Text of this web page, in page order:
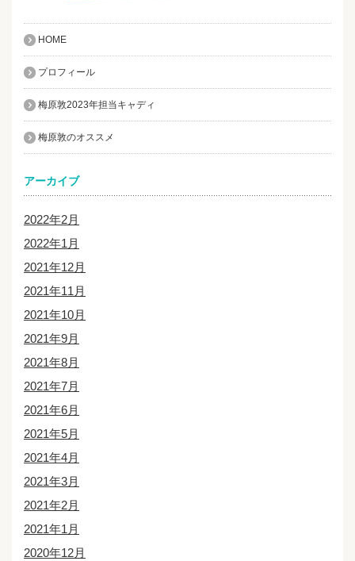
HOME
プロフィール
梅原敦2023年担当キャディ
梅原敦のオススメ
アーカイブ
2022年2月
2022年1月
2021年12月
2021年11月
2021年10月
2021年9月
2021年8月
2021年7月
2021年6月
2021年5月
2021年4月
2021年3月
2021年2月
2021年1月
2020年12月